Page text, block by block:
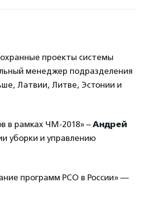
проекты системы
менеджер подразделения
Латвии, Литве, Эстонии и
в рамках ЧМ-2018» – Андрей
уборки и управлению
программ РСО в России» —